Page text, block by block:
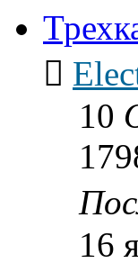
10
16